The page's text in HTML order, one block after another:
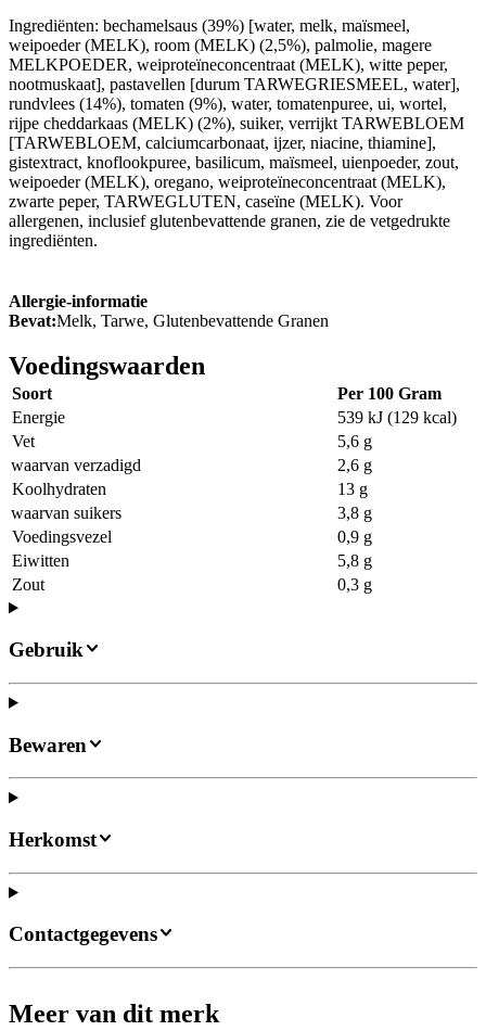
Ingrediënten: bechamelsaus (39%) [water, melk, maïsmeel,
weipoeder (MELK), room (MELK) (2,5%), palmolie, magere
MELKPOEDER, weiproteïneconcentraat (MELK), witte peper,
nootmuskaat], pastavellen [durum TARWEGRIESMEEL, water],
rundvlees (14%), tomaten (9%), water, tomatenpuree, ui, wortel,
rijpe cheddarkaas (MELK) (2%), suiker, verrijkt TARWEBLOEM
[TARWEBLOEM, calciumcarbonaat, ijzer, niacine, thiamine],
gistextract, knoflookpuree, basilicum, maïsmeel, uienpoeder, zout,
weipoeder (MELK), oregano, weiproteïneconcentraat (MELK),
zwarte peper, TARWEGLUTEN, caseïne (MELK). Voor
allergenen, inclusief glutenbevattende granen, zie de vetgedrukte
ingrediënten.
Allergie-informatie
Bevat:Melk, Tarwe, Glutenbevattende Granen
Voedingswaarden
Soort
Per 100 Gram
Energie
539 kJ (129 kcal)
Vet
5,6 g
waarvan verzadigd
2,6 g
Koolhydraten
13 g
waarvan suikers
3,8 g
Voedingsvezel
0,9 g
Eiwitten
5,8 g
Zout
0,3 g
Gebruik
Bewaren
Herkomst
Contactgegevens
Meer van dit merk